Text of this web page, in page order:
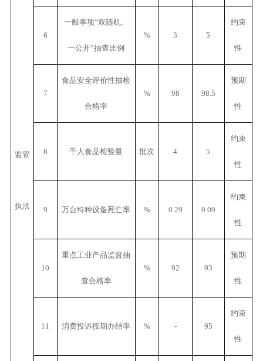
监管
执法
6
一般事项“双随机、
一公开”抽查比例
% 3 5
约束
性
7
食品安全评价性抽检
合格率
% 98 98.5
预期
性
8 千人食品检验量 批次 4 5
约束
性
9 万台特种设备死亡率 % 0.29 0.09
约束
性
10
重点工业产品监督抽
查合格率
% 92 93
预期
性
11 消费投诉按期办结率 % - 95
约束
性